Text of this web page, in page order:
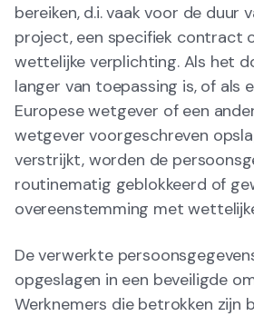
bereiken, d.i. vaak voor de duur
project, een specifiek contract
wettelijke verplichting. Als het
langer van toepassing is, of als
Europese wetgever of een
wetgever voorgeschreven
verstrijkt, worden de
routinematig geblokkeerd of
overeenstemming met
De verwerkte
opgeslagen in een beveiligde
Werknemers die betrokken zijn